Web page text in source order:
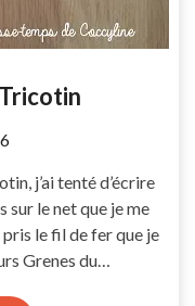
j’ai tenté d’écrire
sur le net que je me
pris le fil de fer que je
Grenes du…